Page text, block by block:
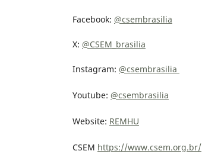
Facebook: @csembrasilia
X: @CSEM_brasilia
Instagram: @csembrasilia
Youtube: @csembrasilia
Website: REMHU
CSEM https://www.csem.org.br/